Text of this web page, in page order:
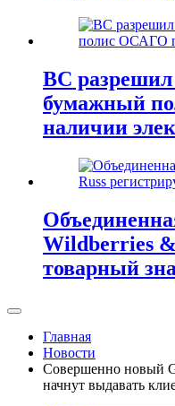
ВС разрешил
бумажный
наличии
Wildberries &
товарный
Главная
Новости
Совершенно новый
начнут выдавать